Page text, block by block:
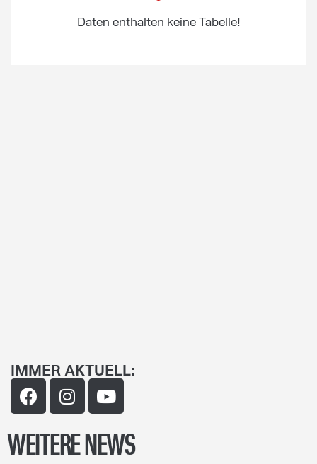
Daten enthalten keine Tabelle!
IMMER AKTUELL:
WEITERE NEWS